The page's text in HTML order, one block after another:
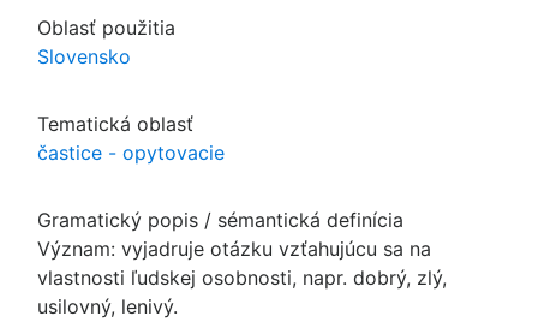
Oblasť použitia
Slovensko
Tematická oblasť
častice - opytovacie
Gramatický popis / sémantická definícia
Význam: vyjadruje otázku vzťahujúcu sa na
vlastnosti ľudskej osobnosti, napr. dobrý, zlý,
usilovný, lenivý.